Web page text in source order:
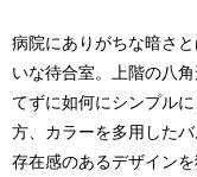
病院にありがちな暗さ
いな待合室。上階の八
てずに如何にシンプル
方、カラーを多用した
存在感のあるデザイン